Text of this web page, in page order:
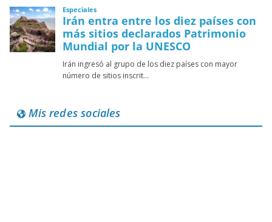
Mis redes sociales